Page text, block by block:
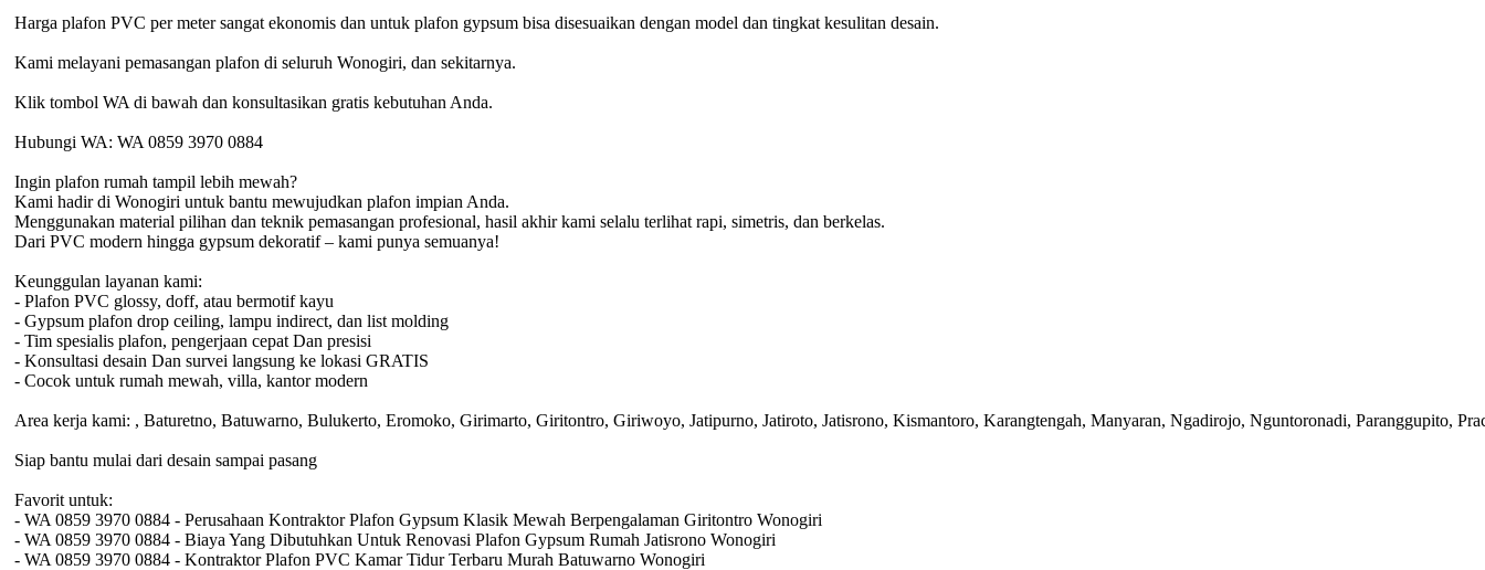
Harga plafon PVC per meter sangat ekonomis dan untuk plafon gypsum bisa disesuaikan dengan model dan tingkat kesulitan desain.
Kami melayani pemasangan plafon di seluruh Wonogiri, dan sekitarnya.
Klik tombol WA di bawah dan konsultasikan gratis kebutuhan Anda.
Hubungi WA: WA 0859 3970 0884
Ingin plafon rumah tampil lebih mewah?
Kami hadir di Wonogiri untuk bantu mewujudkan plafon impian Anda.
Menggunakan material pilihan dan teknik pemasangan profesional, hasil akhir kami selalu terlihat rapi, simetris, dan berkelas.
Dari PVC modern hingga gypsum dekoratif – kami punya semuanya!
Keunggulan layanan kami:
- Plafon PVC glossy, doff, atau bermotif kayu
- Gypsum plafon drop ceiling, lampu indirect, dan list molding
- Tim spesialis plafon, pengerjaan cepat Dan presisi
- Konsultasi desain Dan survei langsung ke lokasi GRATIS
- Cocok untuk rumah mewah, villa, kantor modern
Area kerja kami: , Baturetno, Batuwarno, Bulukerto, Eromoko, Girimarto, Giritontro, Giriwoyo, Jatipurno, Jatiroto, Jatisrono, Kismantoro, Karangtengah, Manyaran, Ngadirojo, Nguntoronadi, Paranggupito,
Siap bantu mulai dari desain sampai pasang
Favorit untuk:
- WA 0859 3970 0884 - Perusahaan Kontraktor Plafon Gypsum Klasik Mewah Berpengalaman Giritontro Wonogiri
- WA 0859 3970 0884 - Biaya Yang Dibutuhkan Untuk Renovasi Plafon Gypsum Rumah Jatisrono Wonogiri
- WA 0859 3970 0884 - Kontraktor Plafon PVC Kamar Tidur Terbaru Murah Batuwarno Wonogiri